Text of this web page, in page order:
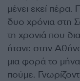
μένει εκεί πέρα.
δυο χρόνια στη
τη χρονιά που
ήτανε στην
μια φορά το μήνα
πούμε.